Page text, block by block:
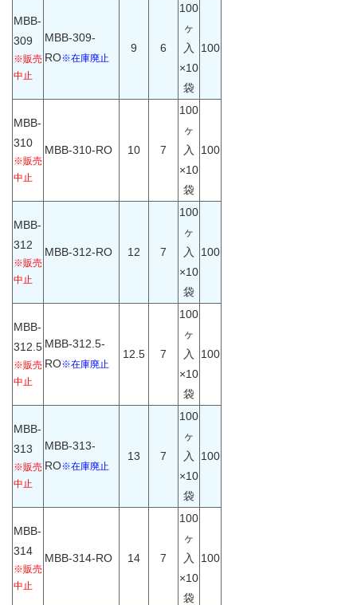
MBB-
309
※販売
中止
MBB-309-
RO※在庫廃止
9 6
100
ヶ
入
×10
袋
100
MBB-
310
※販売
中止
MBB-310-RO 10 7
100
ヶ
入
×10
袋
100
MBB-
312
※販売
中止
MBB-312-RO 12 7
100
ヶ
入
×10
袋
100
MBB-
312.5
※販売
中止
MBB-312.5-
RO※在庫廃止
12.5 7
100
ヶ
入
×10
袋
100
MBB-
313
※販売
中止
MBB-313-
RO※在庫廃止
13 7
100
ヶ
入
×10
袋
100
MBB-
314
※販売
中止
MBB-314-RO 14 7
100
ヶ
入
×10
袋
100